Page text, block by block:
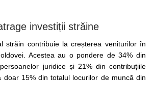
investiții străine
străin contribuie la creșterea veniturilor în
Acestea au o pondere de 34% din
juridice și 21% din contribuțiile
doar 15% din totalul locurilor de muncă din